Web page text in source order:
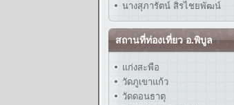
นางสุภารัตน์ สิรไชยพัฒน์
สถานที่ท่องเที่ยว อ.พิบูล
แก่งสะพือ
วัดภูเขาแก้ว
วัดดอนธาตุ